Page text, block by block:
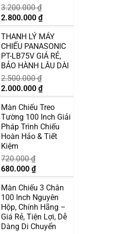
3.200.000₫
Giá
gốc
là:
3.200.000 ₫.
2.800.000 ₫Giá
hiện
tại
là:
2.800.000 ₫.
THANH LÝ MÁY
CHIẾU PANASONIC
PT-LB75V GIÁ RẺ,
BẢO HÀNH LÂU DÀI
2.500.000₫
Giá
gốc
là:
2.500.000 ₫.
2.000.000 ₫Giá
hiện
tại
là:
2.000.000 ₫.
Màn Chiếu Treo
Tường 100 Inch Giải
Pháp Trình Chiếu
Hoàn Hảo & Tiết
Kiệm
720.000₫
Giá
gốc
là:
720.000 ₫.
680.000 ₫Giá
hiện
tại
là:
680.000 ₫.
Màn Chiếu 3 Chân
100 Inch Nguyên
Hộp, Chính Hãng –
Giá Rẻ, Tiện Lợi, Dễ
Dàng Di Chuyển